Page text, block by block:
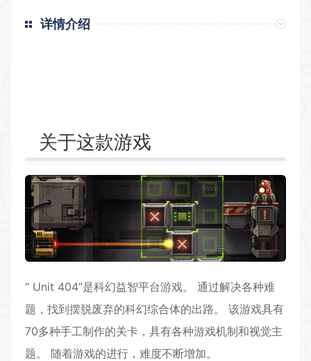
详情介绍
关于这款游戏
“ Unit 404”是科幻益智平台游戏。 通过解决各种难
题，找到摆脱废弃的科幻综合体的出路。 该游戏具有
70多种手工制作的关卡，具有各种游戏机制和视觉主
题。 随着游戏的进行，难度不断增加。